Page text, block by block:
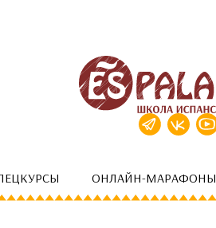
ОНЛАЙН-МАРАФОНЫ